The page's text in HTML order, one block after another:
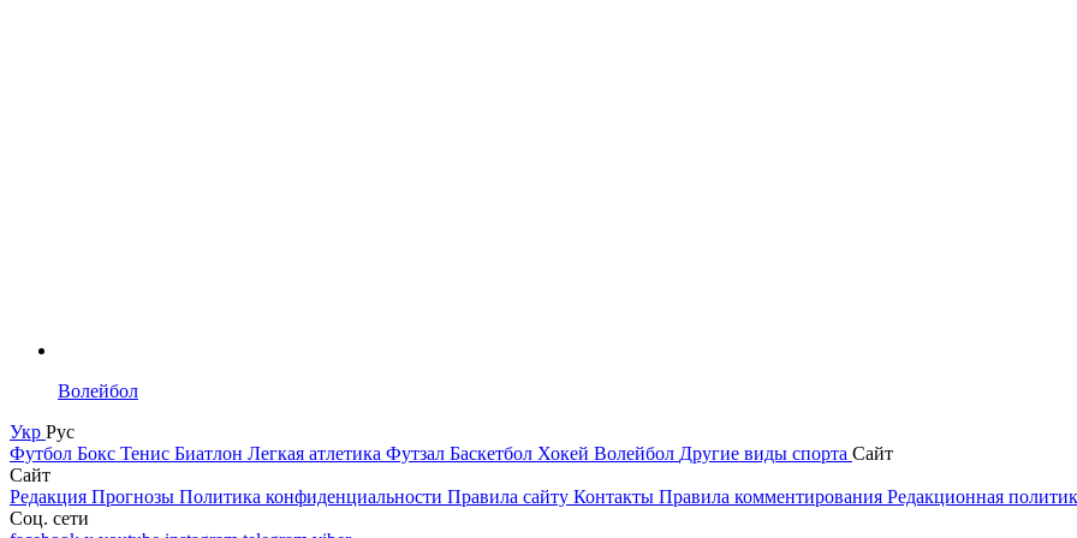
Волейбол
Укр Рус
Футбол Бокс Тенис Биатлон Легкая атлетика Футзал Баскетбол Хокей Волейбол Другие виды спорта Сайт
Сайт
Редакция Прогнозы Политика конфиденциальности Правила сайту Контакты Правила комментирования Редакционная
Соц. сети